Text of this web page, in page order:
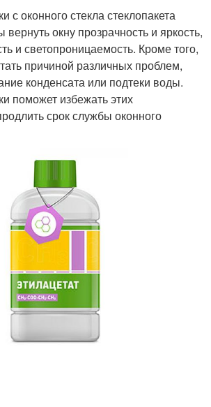
с оконного стекла стеклопакета
окну прозрачность и яркость,
и светопроницаемость. Кроме того,
причиной различных проблем,
конденсата или подтеки воды.
поможет избежать этих
срок службы оконного